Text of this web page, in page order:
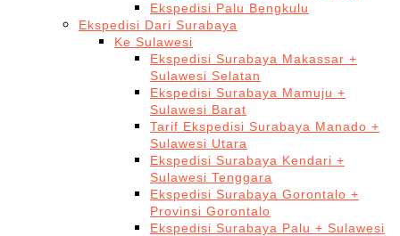
Ekspedisi Palu Bengkulu
Ekspedisi Dari Surabaya
Ke Sulawesi
Ekspedisi Surabaya Makassar +
Sulawesi Selatan
Ekspedisi Surabaya Mamuju +
Sulawesi Barat
Tarif Ekspedisi Surabaya Manado +
Sulawesi Utara
Ekspedisi Surabaya Kendari +
Sulawesi Tenggara
Ekspedisi Surabaya Gorontalo +
Provinsi Gorontalo
Ekspedisi Surabaya Palu + Sulawesi